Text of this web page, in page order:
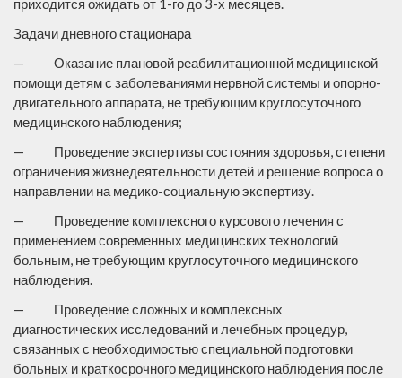
приходится ожидать от 1-го до 3-х месяцев.
Задачи дневного стационара
— Оказание плановой реабилитационной медицинской
помощи детям с заболеваниями нервной системы и опорно-
двигательного аппарата, не требующим круглосуточного
медицинского наблюдения;
— Проведение экспертизы состояния здоровья, степени
ограничения жизнедеятельности детей и решение вопроса о
направлении на медико-социальную экспертизу.
— Проведение комплексного курсового лечения с
применением современных медицинских технологий
больным, не требующим круглосуточного медицинского
наблюдения.
— Проведение сложных и комплексных
диагностических исследований и лечебных процедур,
связанных с необходимостью специальной подготовки
больных и краткосрочного медицинского наблюдения после